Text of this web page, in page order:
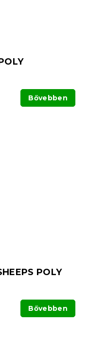
Bővebben
POLY
Bővebben